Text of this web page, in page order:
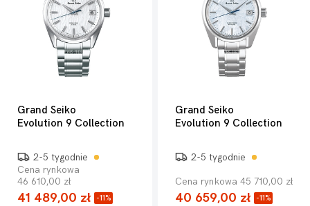
Grand Seiko
Evolution 9 Collection
2-5 tygodnie
Cena rynkowa
46 610,00 zł
41 489,00 zł -11%
Grand Seiko
Evolution 9 Collection
2-5 tygodnie
Cena rynkowa 45 710,00 zł
40 659,00 zł -11%